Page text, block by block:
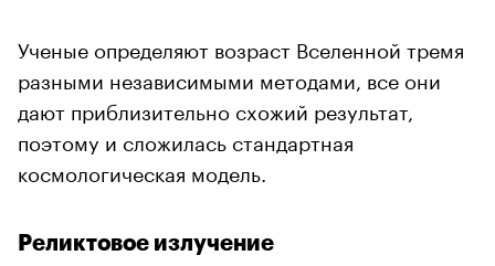
Ученые определяют возраст Вселенной тремя
разными независимыми методами, все они
дают приблизительно схожий результат,
поэтому и сложилась стандартная
космологическая модель.
Реликтовое излучение